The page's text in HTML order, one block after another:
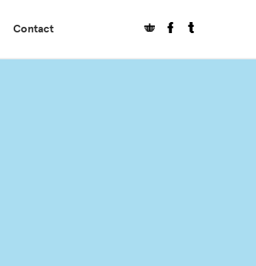
Contact